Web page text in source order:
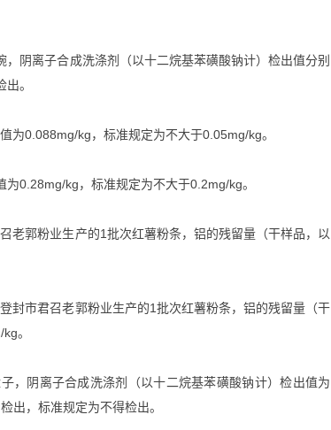
离子合成洗涤剂（以十二烷基苯磺酸钠计）检出值分别
。
0.088mg/kg，标准规定为不大于0.05mg/kg。
0.28mg/kg，标准规定为不大于0.2mg/kg。
郭粉业生产的1批次红薯粉条，铝的残留量（干样品，以
市君召老郭粉业生产的1批次红薯粉条，铝的残留量（干
。
阴离子合成洗涤剂（以十二烷基苯磺酸钠计）检出值为
出，标准规定为不得检出。